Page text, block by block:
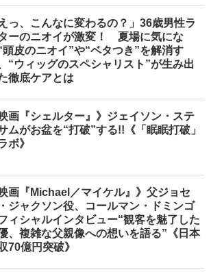
えっ、こんなに変わるの？」36歳男性ラ
ーのニオイが激変！ 夏場に気にな
頭皮のニオイ”や“ベタつき”を解消す
“ウィッグのスペシャリスト”が生み出
徹底ケアとは
映画『シェルター』》ジェイソン・ステ
ムがお盆を“打破”する!!《「眠眠打破」
ボ》
映画『Michael／マイケル』》父ジョセ
ジャクソン役、コールマン・ドミンゴ
ィシャルインタビュー“観客を魅了した
、複雑な父親像への想いを語る”《日本
70億円突破》